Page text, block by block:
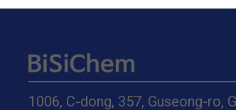
1006, C-dong, 357, Guseong-ro,